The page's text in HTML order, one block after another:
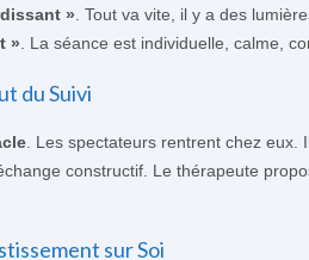
» . Tout va vite, il y a des
» . La séance est individuelle, calme,
du Suivi
. Les spectateurs rentrent chez eux.
constructif. Le thérapeute
sur Soi